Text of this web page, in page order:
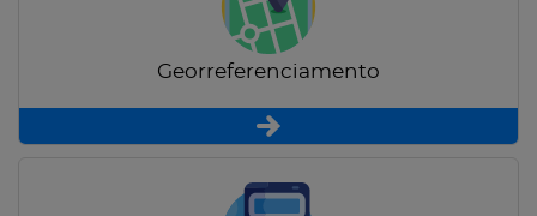
Georreferenciamento